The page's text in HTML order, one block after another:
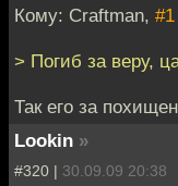
Кому: Craftman, #1
> Погиб за веру,
Так его за
Lookin »
#320 | 30.09.09 20:38